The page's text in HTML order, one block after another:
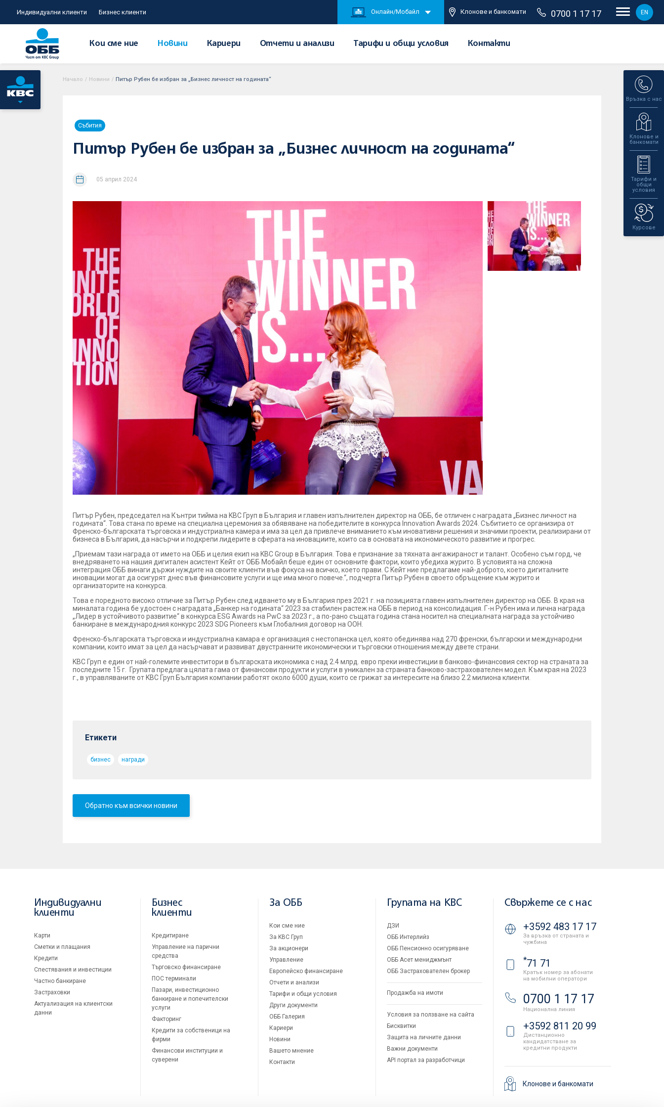
Индивидуални клиенти Бизнес клиенти Онлайн/Мобайл Клонове и банкомати 0700 1 17 17 EN
Кои сме ние Новини Кариери Отчети и анализи Тарифи и общи условия Контакти
Връзка с нас
Клонове и
банкомати
Тарифи и
общи
условия
Курсове
Начало / Новини / Питър Рубен бе избран за „Бизнес личност на годината“
Събития
Питър Рубен бе избран за „Бизнес личност на годината“
05 април 2024
Питър Рубен, председател на Кънтри тийма на KBC Груп в България и главен изпълнителен директор на ОББ, бе отличен с наградата „Бизнес личност на
годината“. Това стана по време на специална церемония за обявяване на победителите в конкурса Innovation Awards 2024. Събитието се организира от
Френско-българската търговска и индустриална камера и има за цел да привлече вниманието към иновативни решения и значими проекти, реализирани от
бизнеса в България, да насърчи и подкрепи лидерите в сферата на иновациите, които са в основата на икономическото развитие и прогрес.
„Приемам тази награда от името на ОББ и целия екип на KBC Group в България. Това е признание за тяхната ангажираност и талант. Особено съм горд, че
внедряването на нашия дигитален асистент Kейт от ОББ Мобайл беше един от основните фактори, които убедиха журито. В условията на сложна
интеграция ОББ винаги държи нуждите на своите клиенти във фокуса на всичко, което прави. С Kейт ние предлагаме най-доброто, което дигиталните
иновации могат да осигурят днес във финансовите услуги и ще има много повече.“, подчерта Питър Рубен в своето обръщение към журито и
организаторите на конкурса.
Това е поредното високо отличие за Питър Рубен след идването му в България през 2021 г. на позицията главен изпълнителен директор на ОББ. В края на
миналата година бе удостоен с наградата „Банкер на годината“ 2023 за стабилен растеж на ОББ в период на консолидация. Г-н Рубен има и лична награда
„Лидер в устойчивото развитие“ в конкурса ESG Awards на PwC за 2023 г., а по-рано същата година стана носител на специалната награда за устойчиво
банкиране в международния конкурс 2023 SDG Pioneers към Глобалния договор на ООН.
Френско-българската търговска и индустриална камара е организация с нестопанска цел, която обединява над 270 френски, български и международни
компании, които имат за цел да насърчават и развиват двустранните икономически и търговски отношения между двете страни.
KBC Груп е един от най-големите инвеститори в българската икономика с над 2.4 млрд. евро преки инвестиции в банково-финансовия сектор на страната за
последните 15 г. Групата предлага цялата гама от финансови продукти и услуги в уникален за страната банково-застрахователен модел. Към края на 2023
г., в управляваните от KBC Груп България компании работят около 6000 души, които се грижат за интересите на близо 2.2 милиона клиенти.
Етикети
бизнес награди
Обратно към всички новини
Индивидуални
клиенти
Карти
Сметки и плащания
Кредити
Спестявания и инвестиции
Частно банкиране
Застраховки
Актуализация на клиентски
данни
Бизнес
клиенти
Кредитиране
Управление на парични
средства
Търговско финансиране
ПОС терминали
Пазари, инвестиционно
банкиране и попечителски
услуги
Факторинг
Кредити за собственици на
фирми
Финансови институции и
суверени
За ОББ
Кои сме ние
За KBC Груп
За акционери
Управление
Европейско финансиране
Отчети и анализи
Тарифи и общи условия
Други документи
ОББ Галерия
Кариери
Новини
Вашето мнение
Контакти
Групата на KBC
ДЗИ
ОББ Интерлийз
ОББ Пенсионно осигуряване
ОББ Асет мениджмънт
ОББ Застрахователен брокер
Продажба на имоти
Условия за ползване на сайта
Бисквитки
Защита на личните данни
Важни документи
API портал за разработчици
Свържете се с нас
+3592 483 17 17
За връзка от страната и
чужбина
*71 71
Кратък номер за абонати
на мобилни оператори
0700 1 17 17
Национална линия
+3592 811 20 99
Дистанционно
кандидатстване за
кредитни продукти
Клонове и банкомати